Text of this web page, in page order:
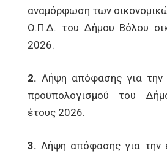
αναμόρφωση των
Ο.Π.Δ. του Δήμου Βόλου
2026.
2. Λήψη απόφασης για
προϋπολογισμού του
έτους 2026.
3.Λήψη απόφασης για την